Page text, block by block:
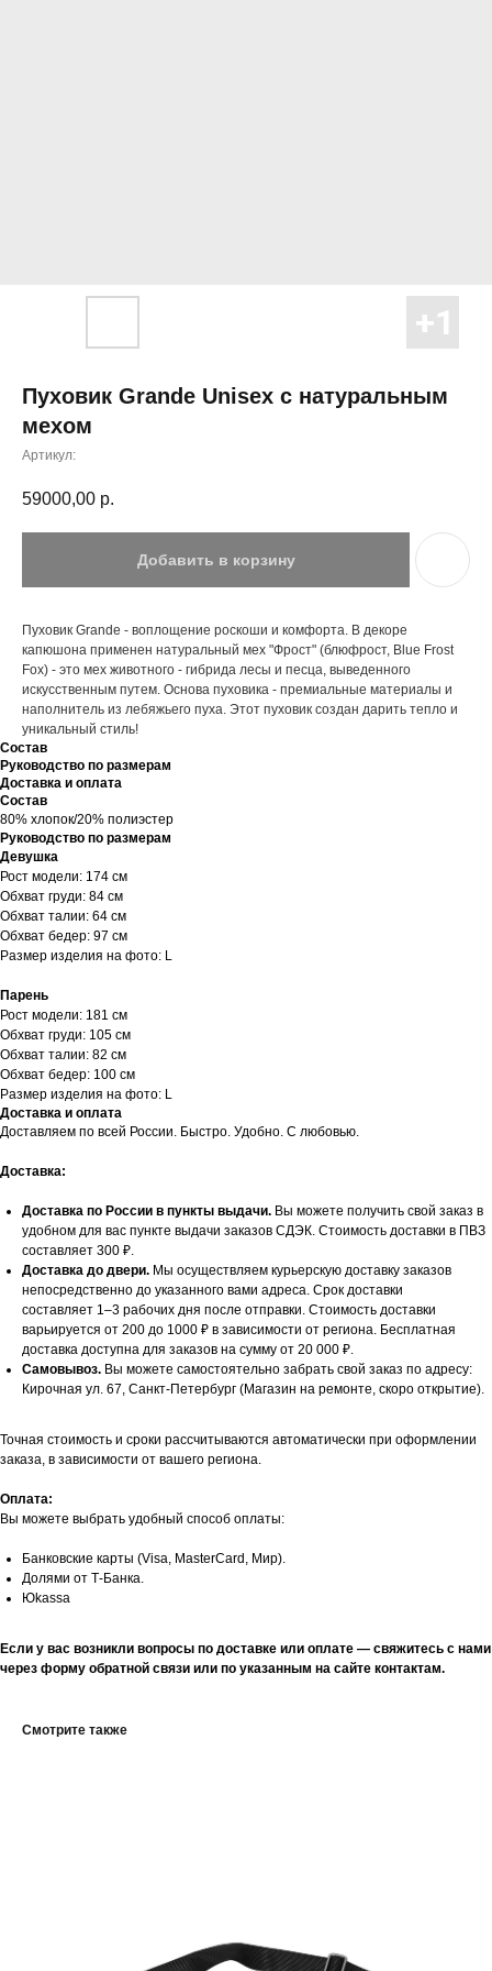
Пуховик Grande Unisex с натуральным
мехом
Артикул:
59000,00 р.
Добавить в корзину
Пуховик Grande - воплощение роскоши и комфорта. В декоре
капюшона применен натуральный мех "Фрост" (блюфрост, Blue Frost
Fox) - это мех животного - гибрида лесы и песца, выведенного
искусственным путем. Основа пуховика - премиальные материалы и
наполнитель из лебяжьего пуха. Этот пуховик создан дарить тепло и
уникальный стиль!
Состав
Руководство по размерам
Доставка и оплата
Состав
80% хлопок/20% полиэстер
Руководство по размерам
Девушка
Рост модели: 174 см
Обхват груди: 84 см
Обхват талии: 64 см
Обхват бедер: 97 см
Размер изделия на фото: L
Парень
Рост модели: 181 см
Обхват груди: 105 см
Обхват талии: 82 см
Обхват бедер: 100 см
Размер изделия на фото: L
Доставка и оплата
Доставляем по всей России. Быстро. Удобно. С любовью.
Доставка:
Доставка по России в пункты выдачи. Вы можете получить свой заказ в
удобном для вас пункте выдачи заказов СДЭК. Стоимость доставки в ПВЗ
составляет 300 ₽.
Доставка до двери. Мы осуществляем курьерскую доставку заказов
непосредственно до указанного вами адреса. Срок доставки
составляет 1–3 рабочих дня после отправки. Стоимость доставки
варьируется от 200 до 1000 ₽ в зависимости от региона. Бесплатная
доставка доступна для заказов на сумму от 20 000 ₽.
Самовывоз. Вы можете самостоятельно забрать свой заказ по адресу:
Кирочная ул. 67, Санкт-Петербург (Магазин на ремонте, скоро открытие).
Точная стоимость и сроки рассчитываются автоматически при оформлении
заказа, в зависимости от вашего региона.
Оплата:
Вы можете выбрать удобный способ оплаты:
Банковские карты (Visa, MasterCard, Мир).
Долями от Т-Банка.
Юkassa
Если у вас возникли вопросы по доставке или оплате — свяжитесь с нами
через форму обратной связи или по указанным на сайте контактам.
Смотрите также
Санкт-Петербург, ул. Седова 10 (производство)